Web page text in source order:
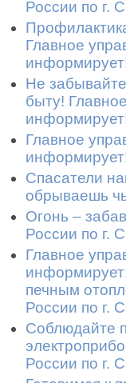
России по г.
Главное
Не
быту!
Главное
Спасатели
обрываешь
Огонь –
России по г.
Главное
печным
России по г.
Соблюдайте
России по г.